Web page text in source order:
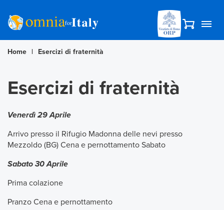
Home | Esercizi di fraternità
Esercizi di fraternità
Venerdì 29 Aprile
Arrivo presso il Rifugio Madonna delle nevi presso
Mezzoldo (BG) Cena e pernottamento Sabato
Sabato 30 Aprile
Prima colazione
Pranzo Cena e pernottamento